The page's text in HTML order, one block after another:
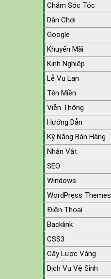
Chăm Sóc Tóc
Dân Chơi
Google
Khuyến Mãi
Kinh Nghiệp
Lễ Vu Lan
Tên Miền
Viễn Thông
Hướng Dẫn
Kỹ Năng Bán Hàng
Nhân Vật
SEO
Windows
WordPress Themes
Điện Thoại
Backlink
CSS3
Cây Lược Vàng
Dịch Vụ Vệ Sinh